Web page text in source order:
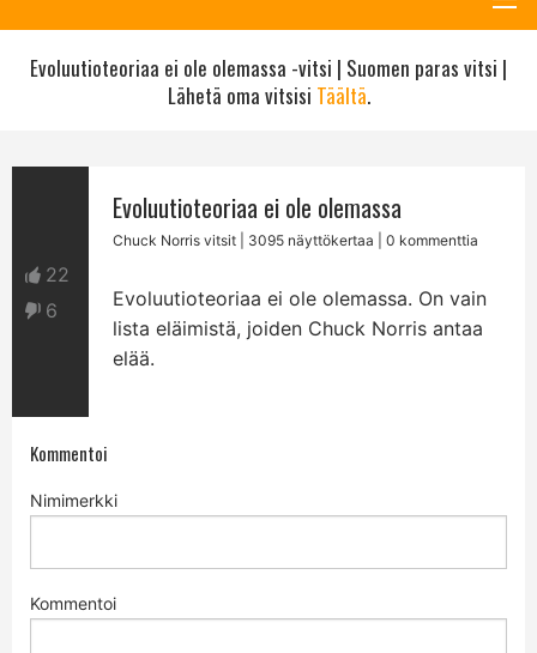
Evoluutioteoriaa ei ole olemassa -vitsi | Suomen paras vitsi |
Lähetä oma vitsisi Täältä.
22
6
Evoluutioteoriaa ei ole olemassa
Chuck Norris vitsit | 3095 näyttökertaa | 0 kommenttia
Evoluutioteoriaa ei ole olemassa. On vain
lista eläimistä, joiden Chuck Norris antaa
elää.
Kommentoi
Nimimerkki
Kommentoi